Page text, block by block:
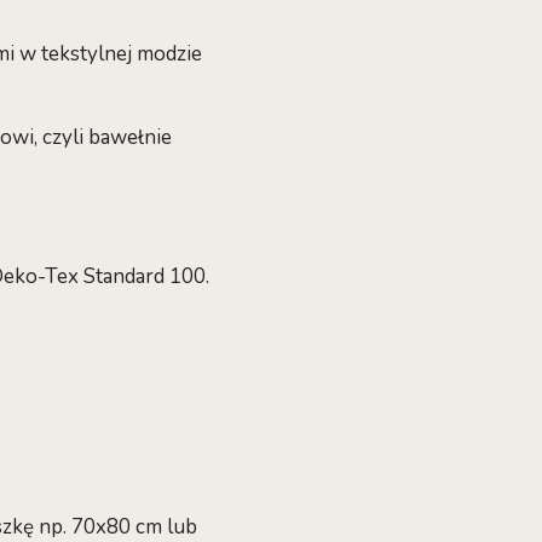
w tekstylnej modzie
czyli bawełnie
Tex Standard 100.
np. 70x80 cm lub